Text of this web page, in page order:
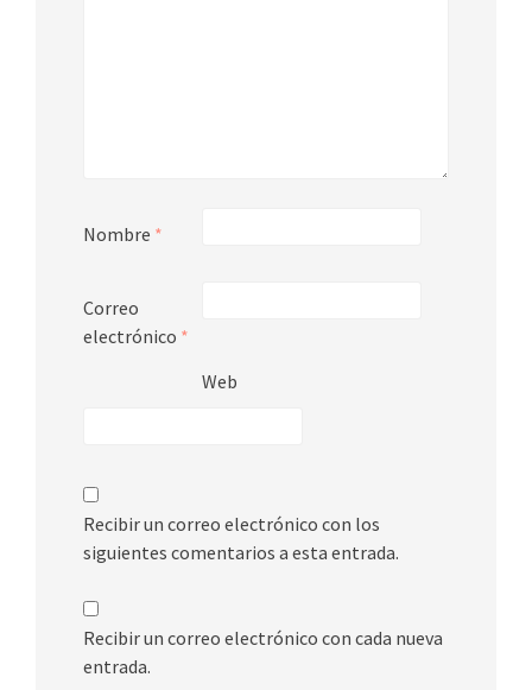
Nombre *
Correo
electrónico *
Web
Recibir un correo electrónico con los
siguientes comentarios a esta entrada.
Recibir un correo electrónico con cada nueva
entrada.